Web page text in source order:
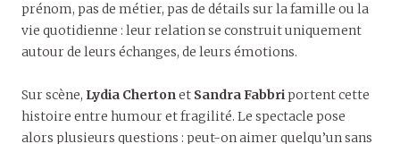
prénom, pas de métier, pas de détails sur la famille ou la
vie quotidienne : leur relation se construit uniquement
autour de leurs échanges, de leurs émotions.
Sur scène, Lydia Chertonet Sandra Fabbriportent cette
histoire entre humour et fragilité. Le spectacle pose
alors plusieurs questions : peut-on aimer quelqu’un sans